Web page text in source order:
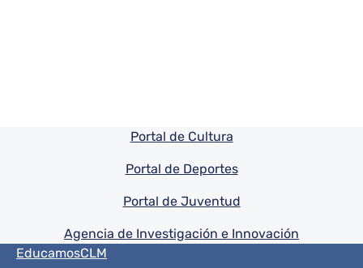
Pie de pagina información
Portal de Cultura
Portal de Deportes
Portal de Juventud
Agencia de Investigación e Innovación
Menú del pie
EducamosCLM